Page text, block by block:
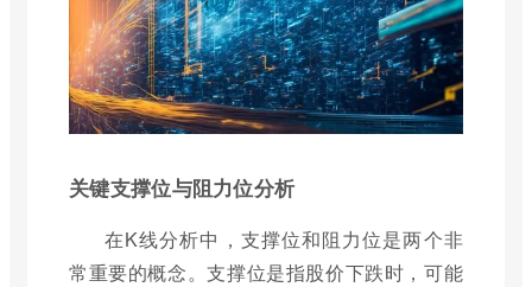
关键支撑位与阻力位分析
在K线分析中，支撑位和阻力位是两个非
常重要的概念。支撑位是指股价下跌时，可能